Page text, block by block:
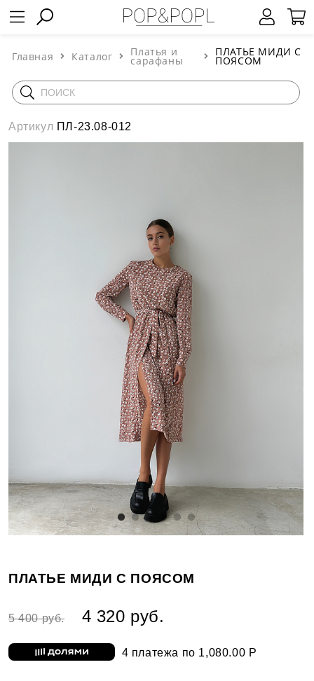
Главная Каталог Платья и
сарафаны
ПЛАТЬЕ МИДИ С
ПОЯСОМ
Артикул ПЛ-23.08-012
ПЛАТЬЕ МИДИ С ПОЯСОМ
5 400 руб. 4 320 руб.
4 платежа по 1,080.00 Р